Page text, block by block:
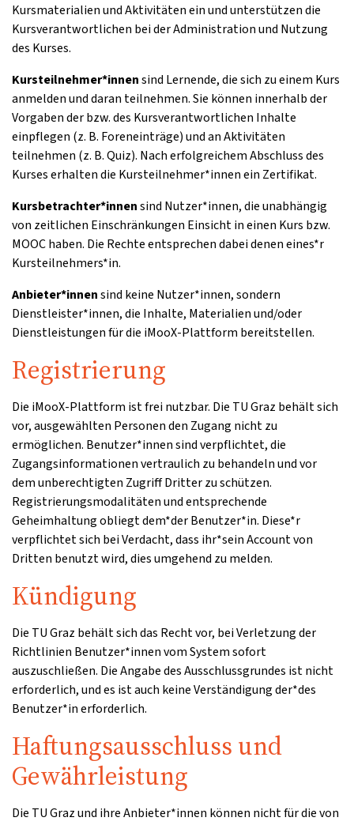
Kursmaterialien und Aktivitäten ein und unterstützen die
Kursverantwortlichen bei der Administration und Nutzung
des Kurses.
Kursteilnehmer*innensind Lernende, die sich zu einem Kurs
anmelden und daran teilnehmen. Sie können innerhalb der
Vorgaben der bzw. des Kursverantwortlichen Inhalte
einpflegen (z. B. Foreneinträge) und an Aktivitäten
teilnehmen (z. B. Quiz). Nach erfolgreichem Abschluss des
Kurses erhalten die Kursteilnehmer*innen ein Zertifikat.
Kursbetrachter*innensind Nutzer*innen, die unabhängig
von zeitlichen Einschränkungen Einsicht in einen Kurs bzw.
MOOC haben. Die Rechte entsprechen dabei denen eines*r
Kursteilnehmers*in.
Anbieter*innensind keine Nutzer*innen, sondern
Dienstleister*innen, die Inhalte, Materialien und/oder
Dienstleistungen für die iMooX-Plattform bereitstellen.
Registrierung
Die iMooX-Plattform ist frei nutzbar. Die TU Graz behält sich
vor, ausgewählten Personen den Zugang nicht zu
ermöglichen. Benutzer*innen sind verpflichtet, die
Zugangsinformationen vertraulich zu behandeln und vor
dem unberechtigten Zugriff Dritter zu schützen.
Registrierungsmodalitäten und entsprechende
Geheimhaltung obliegt dem*der Benutzer*in. Diese*r
verpflichtet sich bei Verdacht, dass ihr*sein Account von
Dritten benutzt wird, dies umgehend zu melden.
Kündigung
Die TU Graz behält sich das Recht vor, bei Verletzung der
Richtlinien Benutzer*innen vom System sofort
auszuschließen. Die Angabe des Ausschlussgrundes ist nicht
erforderlich, und es ist auch keine Verständigung der*des
Benutzer*in erforderlich.
Haftungsausschluss und
Gewährleistung
Die TU Graz und ihre Anbieter*innen können nicht für die von